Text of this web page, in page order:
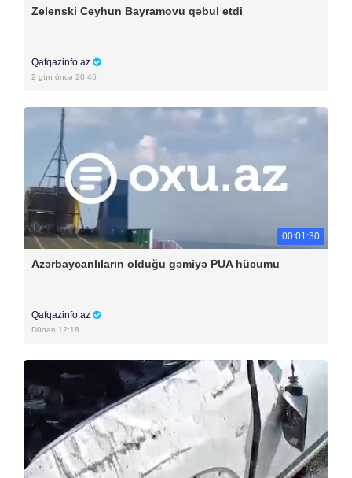
Zelenski Ceyhun Bayramovu qəbul etdi
Qafqazinfo.az
2 gün öncə 20:46
00:01:30
Azərbaycanlıların olduğu gəmiyə PUA hücumu
Qafqazinfo.az
Dünən 12:18